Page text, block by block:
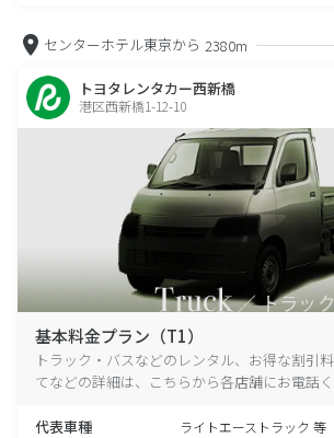
センターホテル東京から 2380m
トヨタレンタカー西新橋
港区西新橋1-12-10
基本料金プラン（T1）
トラック・バスなどのレンタル、お得な割引
てなどの詳細は、こちらから各店舗にお電話く
代表車種 ライトエーストラック 等